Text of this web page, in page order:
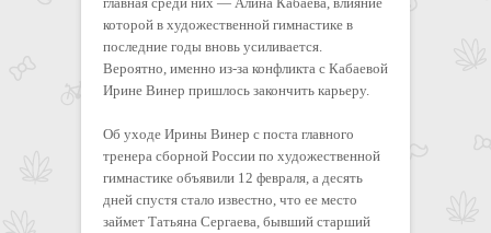
которой в художественной гимнастике в
последние годы вновь усиливается.
Вероятно, именно из-за конфликта с Кабаевой
Ирине Винер пришлось закончить карьеру.
Об уходе Ирины Винер с поста главного
тренера сборной России по художественной
гимнастике объявили 12 февраля, а десять
дней спустя стало известно, что ее место
займет Татьяна Сергаева, бывший старший